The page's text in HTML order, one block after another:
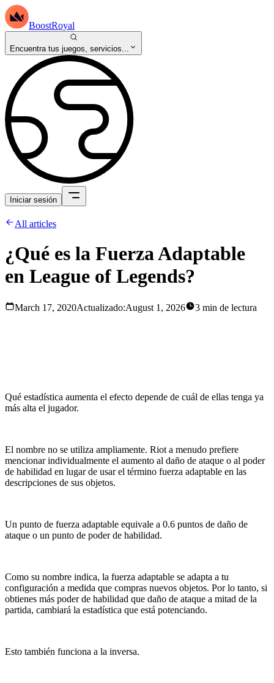
BoostRoyal
Encuentra tus juegos, servicios...
Iniciar sesión
All articles
¿Qué es la Fuerza Adaptable
en League of Legends?
March 17, 2020Actualizado:August 1, 2026 3 min de lectura
Qué estadística aumenta el efecto depende de cuál de ellas tenga ya
más alta el jugador.
El nombre no se utiliza ampliamente. Riot a menudo prefiere
mencionar individualmente el aumento al daño de ataque o al poder
de habilidad en lugar de usar el término fuerza adaptable en las
descripciones de sus objetos.
Un punto de fuerza adaptable equivale a 0.6 puntos de daño de
ataque o un punto de poder de habilidad.
Como su nombre indica, la fuerza adaptable se adapta a tu
configuración a medida que compras nuevos objetos. Por lo tanto, si
obtienes más poder de habilidad que daño de ataque a mitad de la
partida, cambiará la estadística que está potenciando.
Esto también funciona a la inversa.